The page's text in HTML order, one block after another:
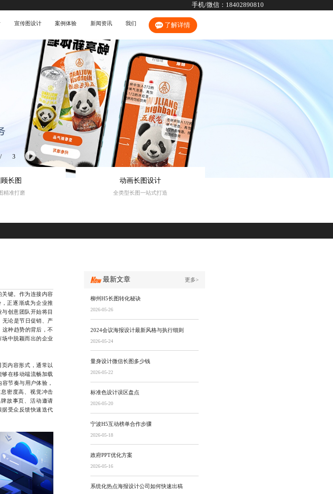
手机/微信： 18402890810
宣传图设计 案例体验 新闻资讯 我们 了解详情
/ 3
长图
精准打磨
动画长图设计
全类型长图一站式打造
键。作为连接内容
正逐渐成为企业推
创意团队开始将目
无论是节日促销、产
种趋势的背后，不
中脱颖而出的企业
内容形式，通常以
在移动端流畅加载
节奏与用户体验，
密度高、视觉冲击
故事页、活动邀请
受众反馈快速迭代
最新文章 更多>
柳州H5长图转化秘诀
2026-05-26
2024会议海报设计最新风格与执行细则
2026-05-24
量身设计微信长图多少钱
2026-05-22
标准色设计误区盘点
2026-05-20
宁波H5互动榜单合作步骤
2026-05-18
政府PPT优化方案
2026-05-16
系统化热点海报设计公司如何快速出稿